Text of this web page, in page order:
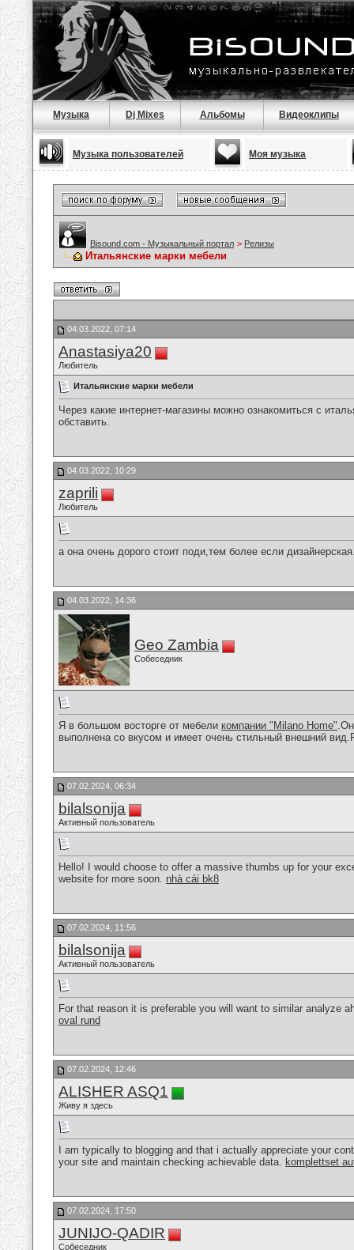
Музыка Dj Mixes Альбомы Видеоклипы
Музыка пользователей Моя музыка
Bisound.com - Музыкальный портал > Релизы
Итальянские марки мебели
04.03.2022, 07:14
Anastasiya20
Любитель
Итальянские марки мебели
Через какие интернет-магазины можно ознакомиться с
обставить.
04.03.2022, 10:29
zaprili
Любитель
а она очень дорого стоит поди,тем более если
04.03.2022, 14:36
Geo Zambia
Собеседник
Я в большом восторге от мебели компании "Milano Home"
выполнена со вкусом и имеет очень стильный внешний
07.02.2024, 06:34
bilalsonija
Активный пользователь
Hello! I would choose to offer a massive thumbs up for your
website for more soon. nhà cái bk8
07.02.2024, 11:56
bilalsonija
Активный пользователь
For that reason it is preferable you will want to similar analyze
oval rund
07.02.2024, 12:46
ALISHER ASQ1
Живу я здесь
I am typically to blogging and that i actually appreciate your
your site and maintain checking achievable data. komplettset
07.02.2024, 17:50
JUNIJO-QADIR
Собеседник